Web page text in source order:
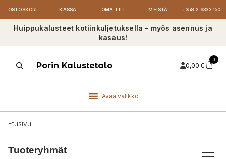
OSTOSKORI KASSA OMA TILI MEISTÄ +358 2 6333 150
Huippukalusteet kotiinkuljetuksella - myös asennus ja
kasaus!
ProductsPorin Kalustetalo 0,00 €
0
Avaa valikko
Etusivu
Tuoteryhmät